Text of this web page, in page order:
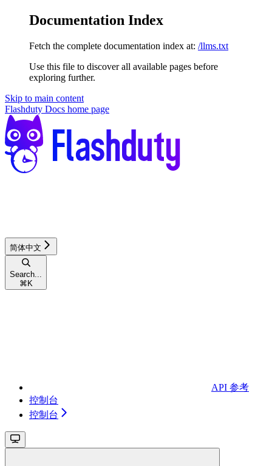
Documentation Index
Fetch the complete documentation index at: /llms.txt
Use this file to discover all available pages before
exploring further.
Skip to main content
Flashduty Docs home page
简体中文
Search...
⌘ K
API 参考
控制台
控制台